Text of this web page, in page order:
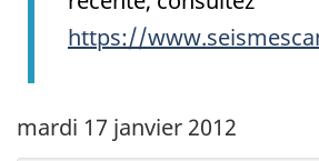
https://
mardi 17 janvier 2012